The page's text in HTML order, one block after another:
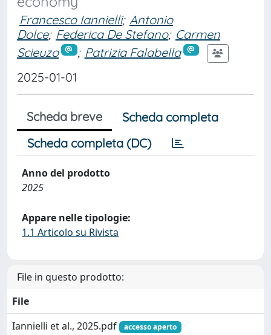
Francesco Iannielli; Antonio
Dolce; Federica De Stefano; Carmen
Scieuzo
; Patrizia Falabella
2025-01-01
Scheda breve
Scheda completa
Scheda completa (DC)
Anno del prodotto
2025
Appare nelle tipologie:
1.1 Articolo su Rivista
File in questo prodotto:
File
Iannielli et al., 2025.pdf
accesso aperto